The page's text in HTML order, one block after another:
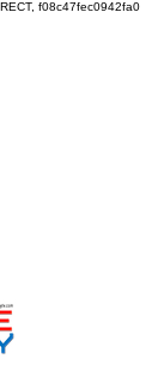
f08c47fec0942fa0